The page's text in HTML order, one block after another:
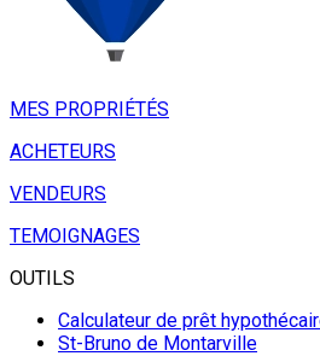
MES PROPRIÉTÉS
ACHETEURS
VENDEURS
TEMOIGNAGES
OUTILS
Calculateur de prêt
St-Bruno de Montarville